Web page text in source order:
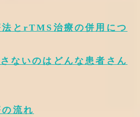
法とrTMS治療の併用につ
ないのはどんな患者さん
流れ